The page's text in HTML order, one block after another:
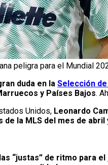
peligra para el Mundial
duda en la Selección
y Países Bajos.
Unidos, Leonardo
la MLS del mes de
“justas” de ritmo para el